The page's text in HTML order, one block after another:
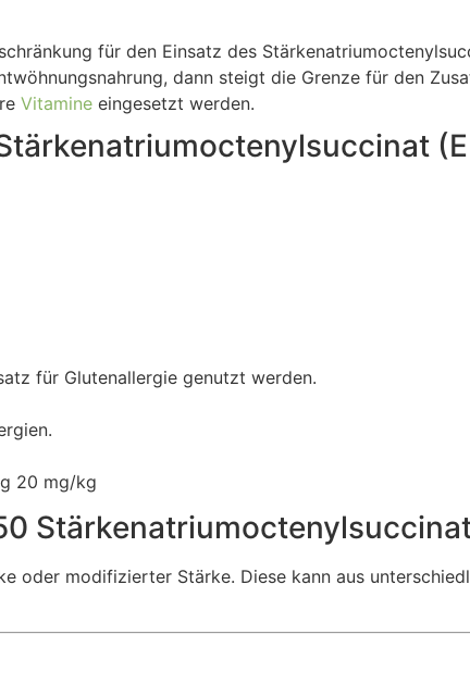
für den Einsatz des
dann steigt die Grenze für den
Vitamine eingesetzt werden.
für Glutenallergie genutzt werden.
20 mg/kg
oder modifizierter Stärke. Diese kann aus